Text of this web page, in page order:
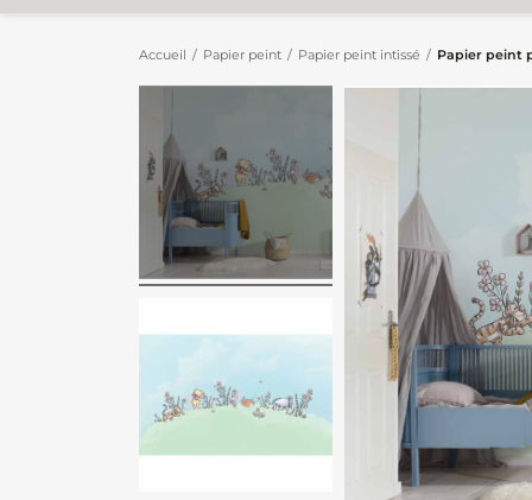
Accueil Papier peint Papier peint intissé Papier peint